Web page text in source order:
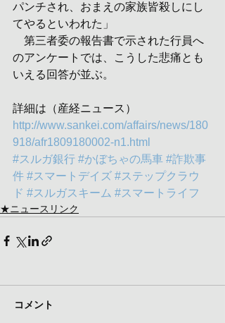
パンチされ、おまえの家族皆殺しにし
てやるといわれた」
第三者委の報告書で示された行員へ
のアンケートでは、こうした悲痛とも
いえる回答が並ぶ。
詳細は（産経ニュース）
http://www.sankei.com/affairs/news/180
918/afr1809180002-n1.html
#スルガ銀行 #かぼちゃの馬車 #詐欺事
件 #スマートデイズ #ステップクラウ
ド #スルガスキーム #スマートライフ
★ニュースリンク
コメント